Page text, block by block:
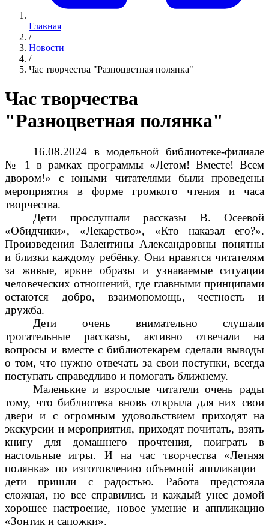
Главная
/
Новости
/
Час творчества "Разноцветная полянка"
Час творчества
"Разноцветная полянка"
16.08.2024 в модельной библиотеке-филиале
№ 1 в рамках программы «Летом! Вместе! Всем
двором!» с юными читателями были проведены
мероприятия в форме громкого чтения и часа
творчества.
Дети прослушали рассказы В. Осеевой
«Обидчики», «Лекарство», «Кто наказал его?».
Произведения Валентины Александровны понятны
и близки каждому ребёнку. Они нравятся читателям
за живые, яркие образы и узнаваемые ситуации
человеческих отношений, где главными принципами
остаются добро, взаимопомощь, честность и
дружба.
Дети очень внимательно слушали
трогательные рассказы, активно отвечали на
вопросы и вместе с библиотекарем сделали выводы
о том, что нужно отвечать за свои поступки, всегда
поступать справедливо и помогать ближнему.
Маленькие и взрослые читатели очень рады
тому, что библиотека вновь открыла для них свои
двери и с огромным удовольствием приходят на
экскурсии и мероприятия, приходят почитать, взять
книгу для домашнего прочтения, поиграть в
настольные игры. И на час творчества «Летняя
полянка» по изготовлению объемной аппликации
дети пришли с радостью. Работа предстояла
сложная, но все справились и каждый унес домой
хорошее настроение, новое умение и аппликацию
«Зонтик и сапожки».